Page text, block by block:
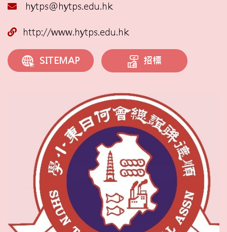
hytps@hytps.edu.hk
http://www.hytps.edu.hk
SITEMAP 招標